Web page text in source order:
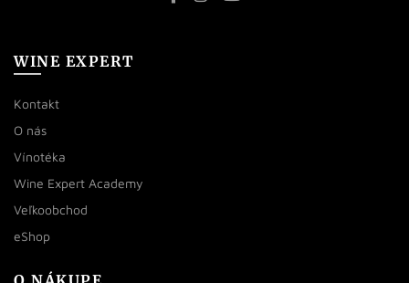
WINE EXPERT
Kontakt
O nás
Vínotéka
Wine Expert Academy
Veľkoobchod
eShop